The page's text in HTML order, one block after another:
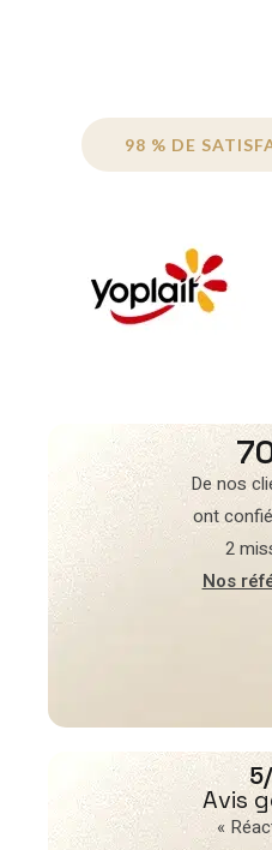
98 % DE
De nos
ont
2
Nos
Avis
«